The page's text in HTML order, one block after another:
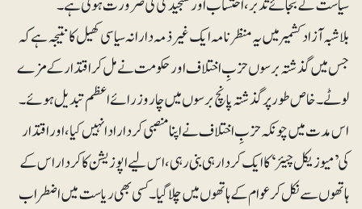
بلاشبہ آزاد کشمیر میں یہ منظرنامہ ایک غیرذمہ دارانہ سیاسی کھیل کا نتیجہ ہے کہ
جس میں گذشتہ برسوں حزبِ اختلاف اور حکومت نے مل کر اقتدار کے مزے
لوٹے۔ خاص طور پر گذشتہ پانچ برسوں میں چار وزرائے اعظم تبدیل ہوئے۔
اس مدت میں چونکہ حزبِ اختلاف نے اپنا منصبی کردار ادا نہیں کیا، اور اقتدار
کی ’میوزیکل چیئر‘ کا ایک کردار ہی بنی رہی، اس لیے اپوزیشن کا کردار اس کے
ہاتھوں سے نکل کر عوام کے ہاتھوں میں چلا گیا۔ کسی بھی ریاست میں اضطراب